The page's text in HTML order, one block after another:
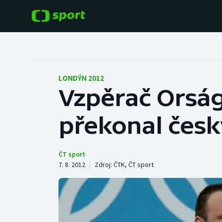
Hokej
Tenis
Cyklistika
Baseball a softbal
Basketbal
Boby a skeleton
Box
LONDÝN 2012
Vzpěrač
překonal
ČT sport
7. 8. 2012 | Zdroj: ČTK, ČT sport